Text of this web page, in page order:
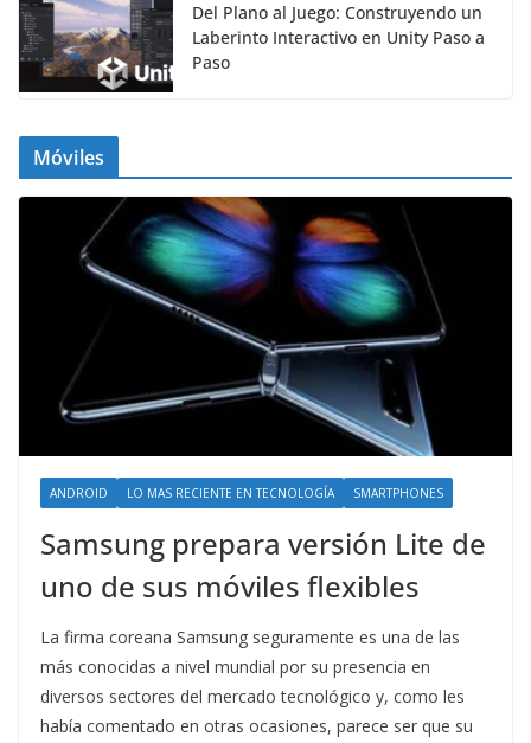
Del Plano al Juego: Construyendo un
Laberinto Interactivo en Unity Paso a
Paso
Móviles
ANDROID LO MAS RECIENTE EN TECNOLOGÍA SMARTPHONES
Samsung prepara versión Lite de
uno de sus móviles flexibles
La firma coreana Samsung seguramente es una de las
más conocidas a nivel mundial por su presencia en
diversos sectores del mercado tecnológico y, como les
había comentado en otras ocasiones, parece ser que su